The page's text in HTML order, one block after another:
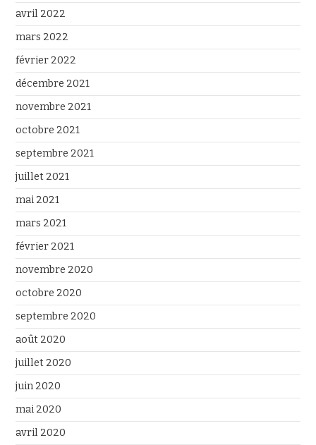
avril 2022
mars 2022
février 2022
décembre 2021
novembre 2021
octobre 2021
septembre 2021
juillet 2021
mai 2021
mars 2021
février 2021
novembre 2020
octobre 2020
septembre 2020
août 2020
juillet 2020
juin 2020
mai 2020
avril 2020